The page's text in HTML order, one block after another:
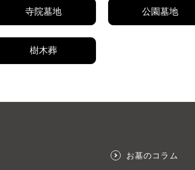
寺院墓地 公園墓地
樹木葬
お墓のコラム